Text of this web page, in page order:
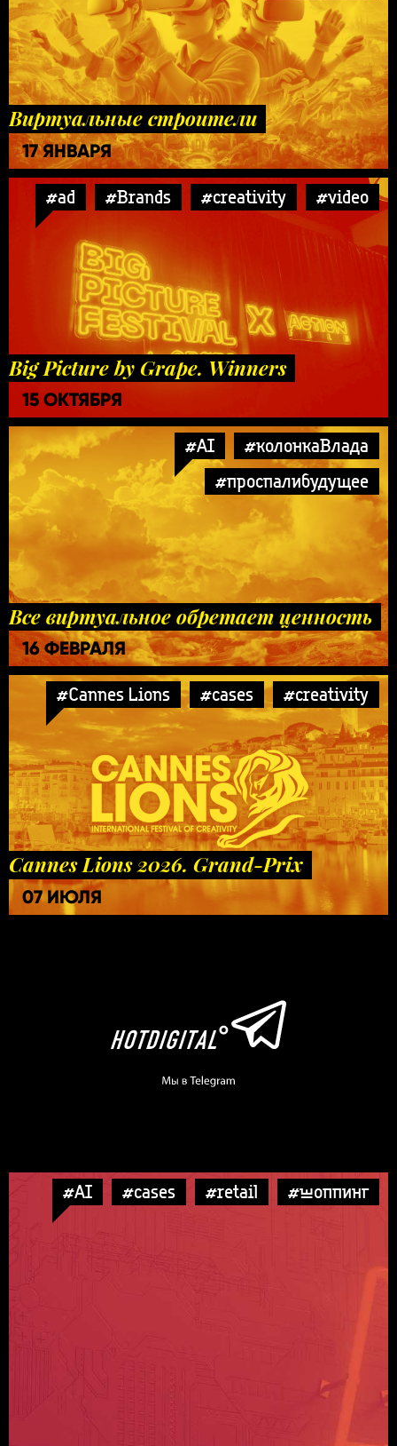
Виртуальные строители
17 ЯНВАРЯ
#ad #Brands #creativity #video
Big Picture by Grape. Winners
15 ОКТЯБРЯ
#AI
#колонкаВлада
#проспалибудущее
Все виртуальное обретает ценность
16 ФЕВРАЛЯ
#Cannes Lions #cases #creativity
Cannes Lions 2026. Grand-Prix
07 ИЮЛЯ
#AI #cases #retail #шоппинг